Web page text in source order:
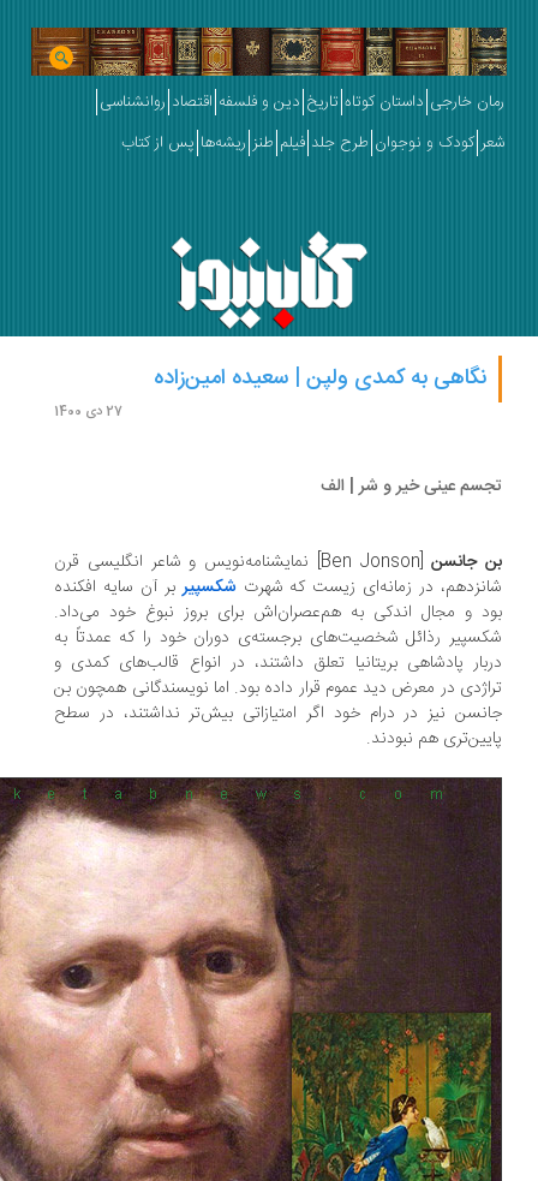
خارجی داستان کوتاه تاریخ دین و فلسفه اقتصاد روانشناسی
کودک و نوجوان طرح جلد فیلم طنز ریشه‌ها پس از کتاب
نگاهی به کمدی ولپن | سعیده امین‌زاده
عینی خیر و شر | الف
جانسن
[Ben Jonson] نمایشنامه‌نویس و شاعر انگلیسی قرن
در زمانه‌ای زیست که شهرت شکسپیربر آن سایه افکنده
و مجال اندکی به هم‌عصران‌اش برای بروز نبوغ خود می‌داد.
رذائل شخصیت‌‌های برجسته‌ی دوران خود را که عمدتاً به
پادشاهی بریتانیا تعلق داشتند، در انواع قالب‌های کمدی و
در معرض دید عموم قرار داده بود. اما نویسندگانی همچون بن
نیز در درام خود اگر امتیازاتی بیش‌تر نداشتند، در سطح
هم نبودند.